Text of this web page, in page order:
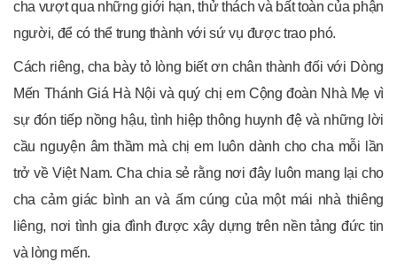
cha vượt qua những giới hạn, thử thách và bất toàn của phận
người, để có thể trung thành với sứ vụ được trao phó.
Cách riêng, cha bày tỏ lòng biết ơn chân thành đối với Dòng
Mến Thánh Giá Hà Nội và quý chị em Cộng đoàn Nhà Mẹ vì
sự đón tiếp nồng hậu, tình hiệp thông huynh đệ và những lời
cầu nguyện âm thầm mà chị em luôn dành cho cha mỗi lần
trở về Việt Nam. Cha chia sẻ rằng nơi đây luôn mang lại cho
cha cảm giác bình an và ấm cúng của một mái nhà thiêng
liêng, nơi tình gia đình được xây dựng trên nền tảng đức tin
và lòng mến.